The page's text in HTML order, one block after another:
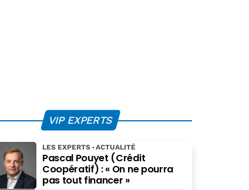
VIP EXPERTS
Pascal Pouyet (Crédit
Coopératif) : « On ne pourra
pas tout financer »
LES EXPERTS ACTUALITÉ